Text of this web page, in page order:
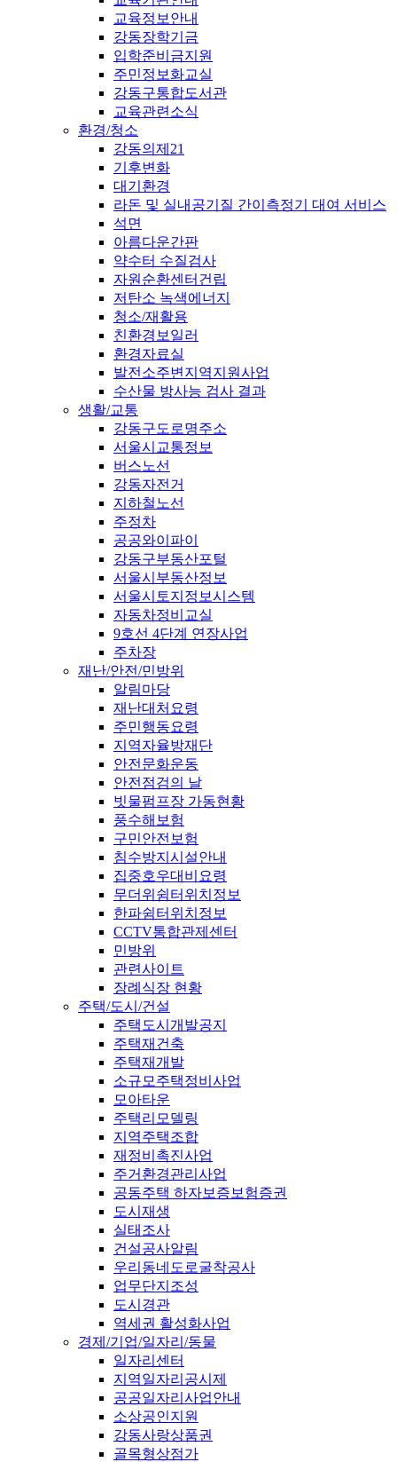
교육정보안내
강동장학기금
입학준비금지원
주민정보화교실
강동구통합도서관
교육관련소식
환경/청소
강동의제21
기후변화
대기환경
라돈 및 실내공기질 간이측정기 대여 서비스
석면
아름다운간판
약수터 수질검사
자원순환센터건립
저탄소 녹색에너지
청소/재활용
친환경보일러
환경자료실
발전소주변지역지원사업
수산물 방사능 검사 결과
생활/교통
강동구도로명주소
서울시교통정보
버스노선
강동자전거
지하철노선
주정차
공공와이파이
강동구부동산포털
서울시부동산정보
서울시토지정보시스템
자동차정비교실
9호선 4단계 연장사업
주차장
재난/안전/민방위
알림마당
재난대처요령
주민행동요령
지역자율방재단
안전문화운동
안전점검의 날
빗물펌프장 가동현황
풍수해보험
구민안전보험
침수방지시설안내
집중호우대비요령
무더위쉼터위치정보
한파쉼터위치정보
CCTV통합관제센터
민방위
관련사이트
장례식장 현황
주택/도시/건설
주택도시개발공지
주택재건축
주택재개발
소규모주택정비사업
모아타운
주택리모델링
지역주택조합
재정비촉진사업
주거환경관리사업
공동주택 하자보증보험증권
도시재생
실태조사
건설공사알림
우리동네도로굴착공사
업무단지조성
도시경관
역세권 활성화사업
경제/기업/일자리/동물
일자리센터
지역일자리공시제
공공일자리사업안내
소상공인지원
강동사랑상품권
골목형상점가